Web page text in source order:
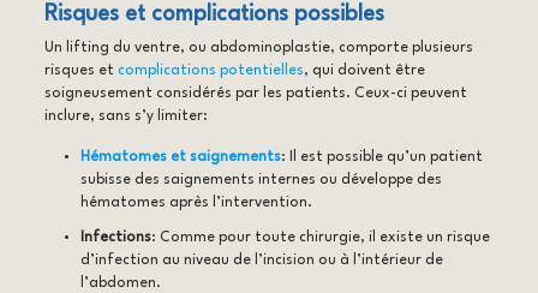
Risques et complications possibles
Un lifting du ventre, ou abdominoplastie, comporte plusieurs
risques et complications potentielles, qui doivent être
soigneusement considérés par les patients. Ceux-ci peuvent
inclure, sans s’y limiter:
Hématomes et saignements: Il est possible qu’un patient
subisse des saignements internes ou développe des
hématomes après l’intervention.
Infections: Comme pour toute chirurgie, il existe un risque
d’infection au niveau de l’incision ou à l’intérieur de
l’abdomen.